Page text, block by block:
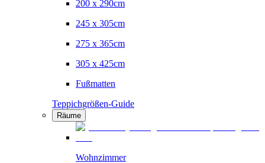
200 x 290cm
245 x 305cm
275 x 365cm
305 x 425cm
Fußmatten
Teppichgrößen-Guide
Räume
Wohnzimmer